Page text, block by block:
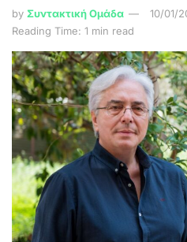
by Συντακτική Ομάδα
10/01/
Reading Time: 1 min read